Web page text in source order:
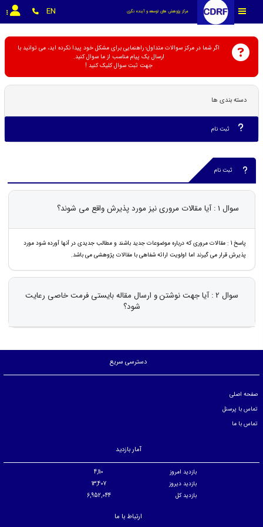
مرکز پژوهش های توسعه و آینده نگری EN
اگر شما در مرکز سوالات متداول؛ راهنمایی برای مشکل خود پیدا نکرده اید، می توانید با
ارسال یک پیام مناسب از ما سوال کنید.
جهت ثبت سوال کلیک کنید !
دسته بندی ها
ثبت نام
ثبت نام
سوال 1 : آیا مقالات مروری نیز مورد پذیرش واقع می شوند؟
پاسخ 1 : مقالات مروری که درباره موضوعات جدید باشند و مطالب جدیدی در آنها آورده شود مورد
پذیرش قرار می گیرند اما اولویت ارائه شفاهی با مقالات پژوهشی می باشد.
سوال 2 : آیا جهت نوشتن و ارسال مقاله بایستی فرمت خاصی رعایت
شود؟
دسترسی سریع
صفحه اصلی
تماس با پرسنل
تماس با ما
آمار بازدید
بازدید امروز
4,110
بازدید دیروز
13,407
بازدید کل
6,952,044
ارتباط با ما